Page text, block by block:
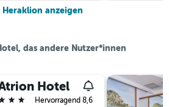
anzeigen
das andere Nutzer*innen
Hotel
Sterne
Hervorragend 8,6